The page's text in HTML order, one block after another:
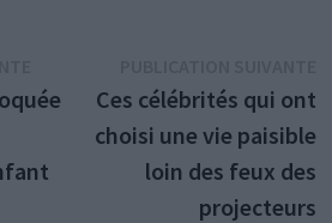
précédente :Ces célébrités qui ont
choisi une vie paisible
loin des feux des
projecteurs